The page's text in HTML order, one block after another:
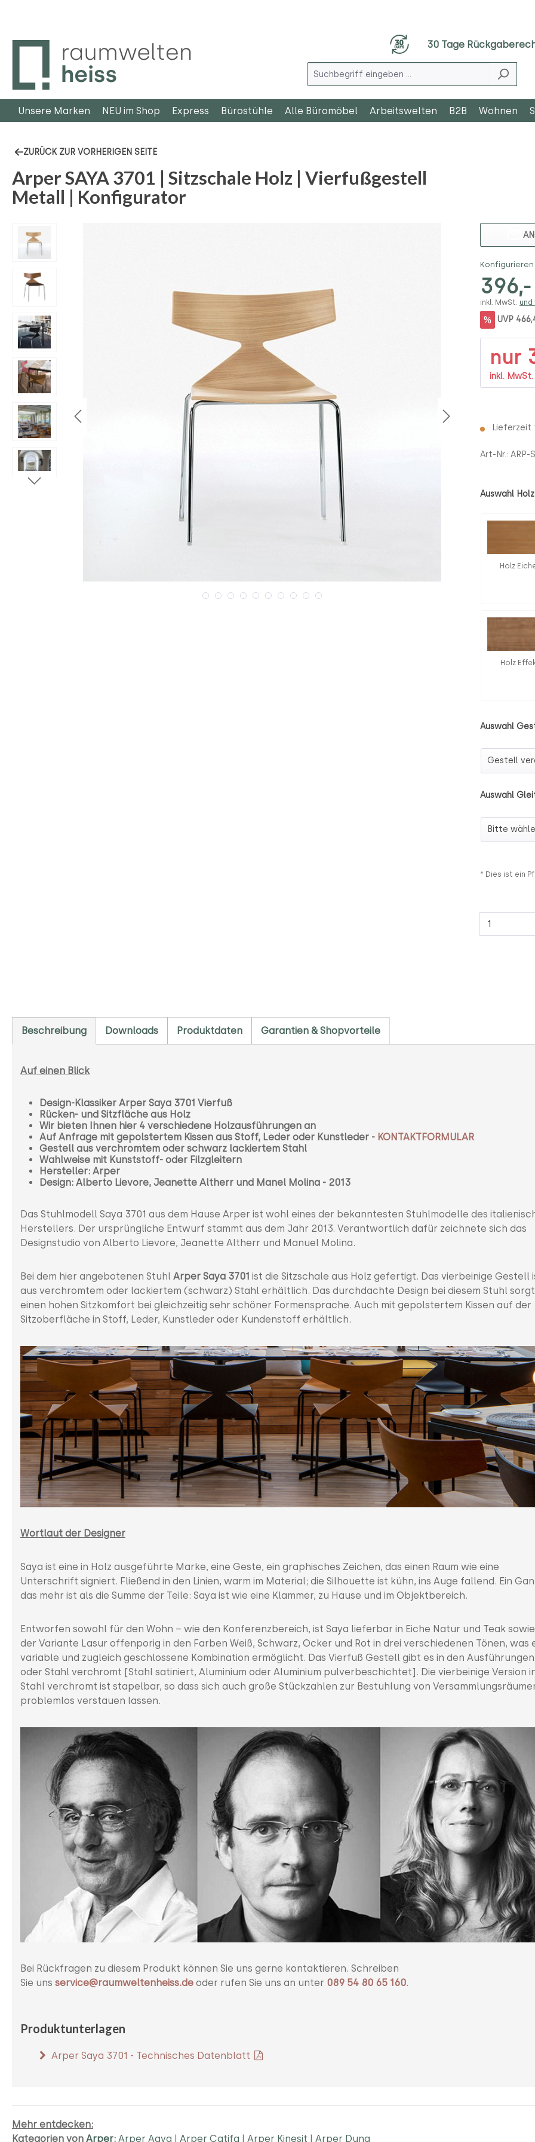
30 Tage
Unsere Marken NEU im Shop Express Bürostühle Alle Büromöbel Arbeitswelten B2B Wohnen
ZURÜCK ZUR VORHERIGEN SEITE
Arper SAYA 3701 | Sitzschale Holz | Vierfußgestell
Metall | Konfigurator
Bildergalerie überspringen
inkl. MwSt.
% UVP
nur
inkl.
Lieferzeit
Art-Nr.: ARP-
Auswahl
Holz
Holz
Auswahl
Auswahl
Auswahl
Auswahl
* Dies ist ein
Anzahl
Beschreibung Downloads Produktdaten Garantien & Shopvorteile
Auf einen Blick
Design-Klassiker Arper Saya 3701 Vierfuß
Rücken- und Sitzfläche aus Holz
Wir bieten Ihnen hier 4 verschiedene Holzausführungen an
Auf Anfrage mit gepolstertem Kissen aus Stoff, Leder oder Kunstleder - KONTAKTFORMULAR
Gestell aus verchromtem oder schwarz lackiertem Stahl
Wahlweise mit Kunststoff- oder Filzgleitern
Hersteller: Arper
Design: Alberto Lievore, Jeanette Altherr und Manel Molina - 2013
Das Stuhlmodell Saya 3701 aus dem Hause Arper ist wohl eines der bekanntesten Stuhlmodelle des
Herstellers. Der ursprüngliche Entwurf stammt aus dem Jahr 2013. Verantwortlich dafür zeichnete sich das
Designstudio von Alberto Lievore, Jeanette Altherr und Manuel Molina.
Bei dem hier angebotenen Stuhl Arper Saya 3701 ist die Sitzschale aus Holz gefertigt. Das vierbeinige Gestell
aus verchromtem oder lackiertem (schwarz) Stahl erhältlich. Das durchdachte Design bei diesem Stuhl
einen hohen Sitzkomfort bei gleichzeitig sehr schöner Formensprache. Auch mit gepolstertem Kissen auf der
Sitzoberfläche in Stoff, Leder, Kunstleder oder Kundenstoff erhältlich.
Wortlaut der Designer
Saya ist eine in Holz ausgeführte Marke, eine Geste, ein graphisches Zeichen, das einen Raum wie eine
Unterschrift signiert. Fließend in den Linien, warm im Material; die Silhouette ist kühn, ins Auge fallend. Ein
das mehr ist als die Summe der Teile: Saya ist wie eine Klammer, zu Hause und im Objektbereich.
Entworfen sowohl für den Wohn – wie den Konferenzbereich, ist Saya lieferbar in Eiche Natur und Teak
der Variante Lasur offenporig in den Farben Weiß, Schwarz, Ocker und Rot in drei verschiedenen Tönen, was
variable und zugleich geschlossene Kombination ermöglicht. Das Vierfuß Gestell gibt es in den
oder Stahl verchromt [Stahl satiniert, Aluminium oder Aluminium pulverbeschichtet]. Die vierbeinige Version
Stahl verchromt ist stapelbar, so dass sich auch große Stückzahlen zur Bestuhlung von
problemlos verstauen lassen.
Bei Rückfragen zu diesem Produkt können Sie uns gerne kontaktieren. Schreiben
Sie uns service@raumweltenheiss.de oder rufen Sie uns an unter 089 54 80 65 160.
Produktunterlagen
Arper Saya 3701 - Technisches Datenblatt
Mehr entdecken:
Kategorien von Arper: Arper Aava | Arper Catifa | Arper Kinesit | Arper Duna